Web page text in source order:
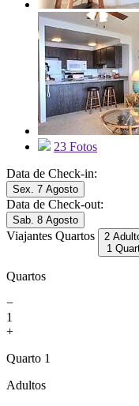
23 Fotos
Data de Check-in:
Sex. 7 Agosto
Data de Check-out:
Sab. 8 Agosto
Viajantes Quartos
2
1
Quartos
−
1
+
Quarto 1
Adultos